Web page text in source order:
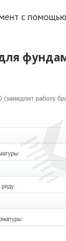
с помощью